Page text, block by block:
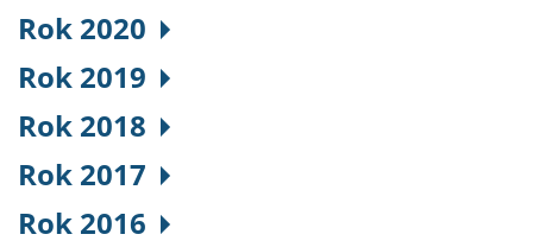
Rok 2020
Rok 2019
Rok 2018
Rok 2017
Rok 2016